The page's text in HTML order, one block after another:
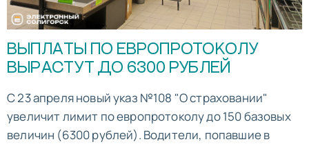
ВЫПЛАТЫ ПО ЕВРОПРОТОКОЛУ
ВЫРАСТУТ ДО 6300 РУБЛЕЙ
С 23 апреля новый указ №108 "О страховании"
увеличит лимит по европротоколу до 150 базовых
величин (6300 рублей). Водители, попавшие в